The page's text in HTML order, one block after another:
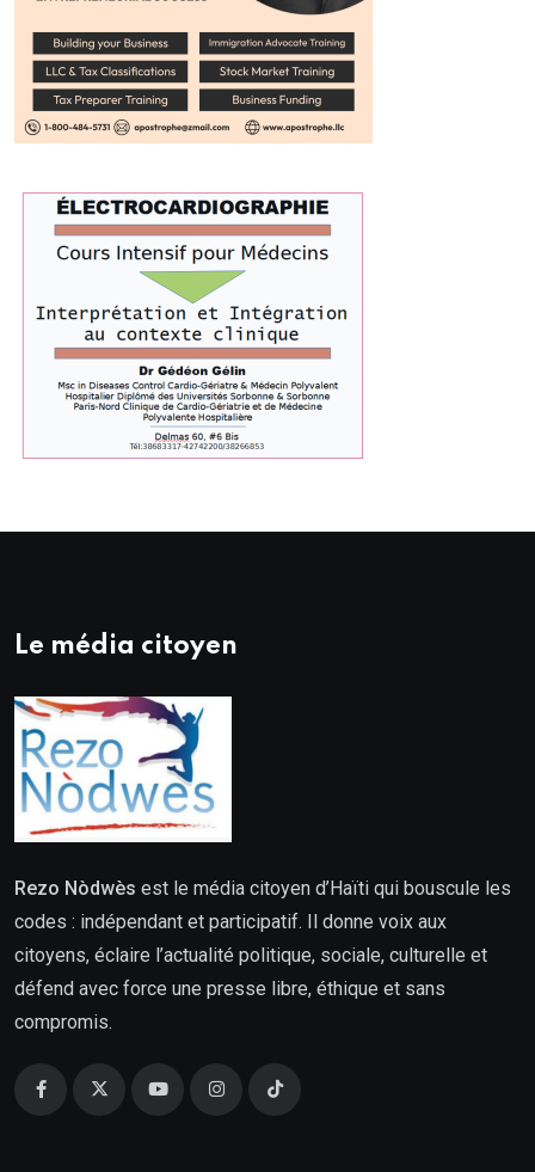
Le média citoyen
Rezo Nòdwès est le média citoyen d’Haïti qui bouscule les
codes : indépendant et participatif. Il donne voix aux
citoyens, éclaire l’actualité politique, sociale, culturelle et
défend avec force une presse libre, éthique et sans
compromis.